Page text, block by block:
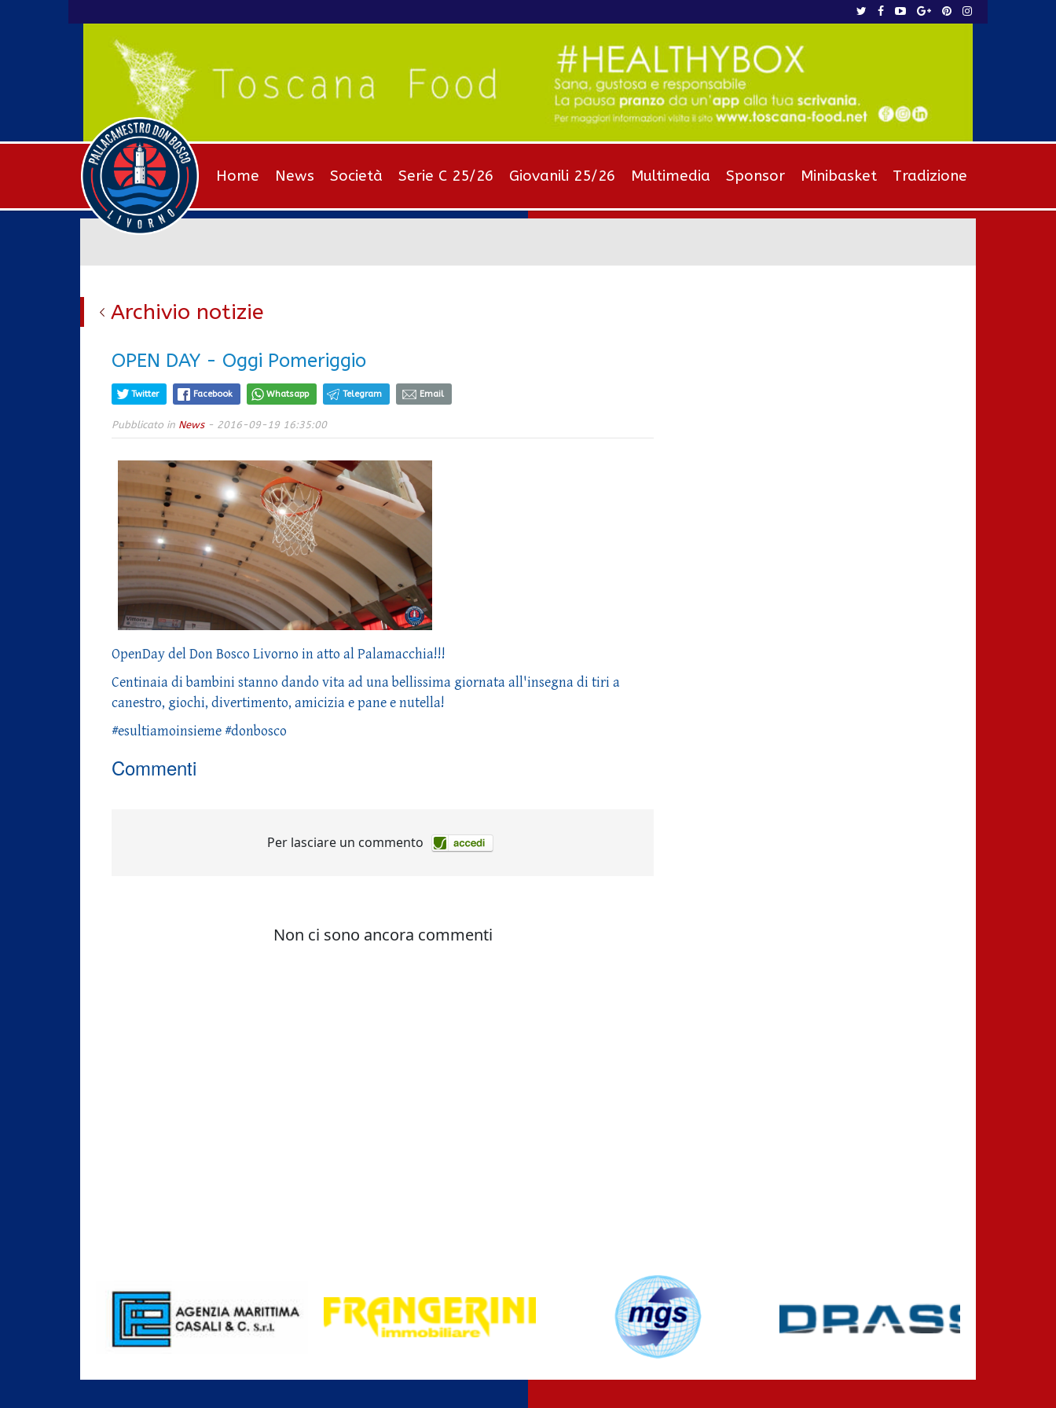
Home News Società Serie C 25/26 Giovanili 25/26 Multimedia Sponsor Minibasket Tradizione
Archivio notizie
OPEN DAY - Oggi Pomeriggio
Twitter Facebook Whatsapp Telegram Email
Pubblicato in News- 2016-09-19 16:35:00
OpenDay del Don Bosco Livorno in atto al Palamacchia!!!
Centinaia di bambini stanno dando vita ad una bellissima giornata all'insegna di tiri a
canestro, giochi, divertimento, amicizia e pane e nutella!
#esultiamoinsieme #donbosco
Commenti